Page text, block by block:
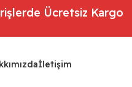
Ücretsiz Kargo
İletişim